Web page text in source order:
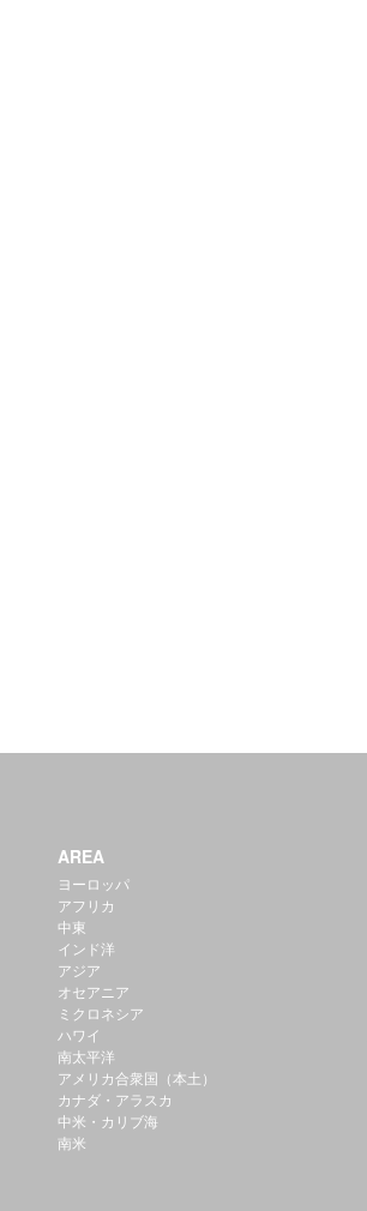
AREA
ヨーロッパ
アフリカ
中東
インド洋
アジア
オセアニア
ミクロネシア
ハワイ
南太平洋
アメリカ合衆国（本土）
カナダ・アラスカ
中米・カリブ海
南米